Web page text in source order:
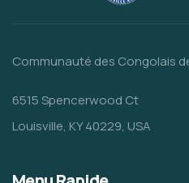
Communauté des Congolais
6515 Spencerwood Ct
Louisville, KY 40229, USA